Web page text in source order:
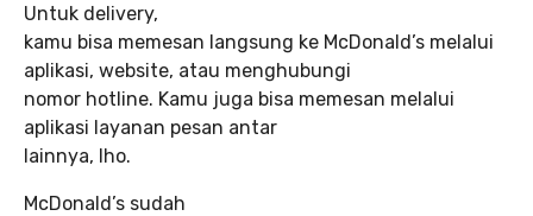
Untuk delivery,
kamu bisa memesan langsung ke McDonald’s melalui
aplikasi, website, atau menghubungi
nomor hotline. Kamu juga bisa memesan melalui
aplikasi layanan pesan antar
lainnya, lho.
McDonald’s sudah